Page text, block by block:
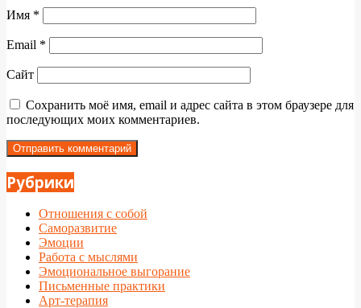
Имя *
Email *
Сайт
Сохранить моё имя, email и адрес сайта в этом браузере для
последующих моих комментариев.
Рубрики
Отношения с собой
Саморазвитие
Эмоции
Работа с мыслями
Эмоциональное выгорание
Письменные практики
Арт-терапия